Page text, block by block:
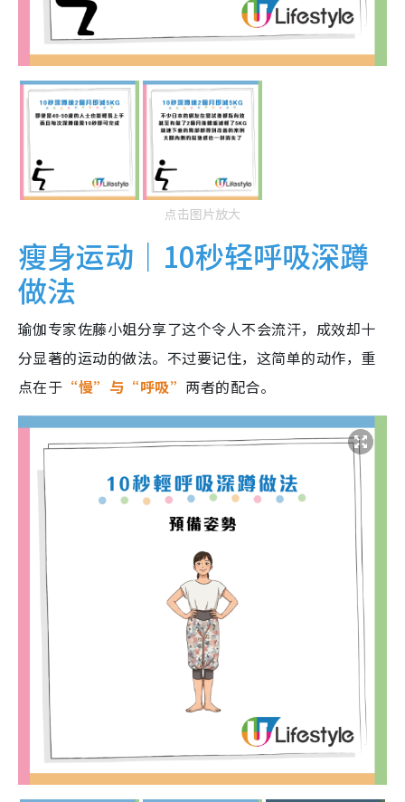
点击图片放大
瘦身运动｜10秒轻呼吸深蹲
做法
瑜伽专家佐藤小姐分享了这个令人不会流汗，成效却十
分显著的运动的做法。不过要记住，这简单的动作，重
点在于 “慢”与“呼吸” 两者的配合。